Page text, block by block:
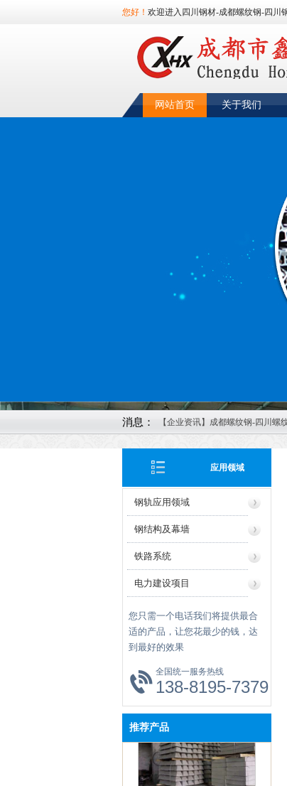
您好！ 欢迎进入四川钢材-成都螺纹钢-四川
网站首页 关于我们
消息：
【企业资讯】成都螺纹钢-四川螺
【企业资讯】四川钢材-成都螺纹
成都轨道-四川方管-成都矩管鑫红
8日报价
【企业资讯】四川钢轨-成都螺纹
公司11月4日价格报价
【企业资讯】成都螺纹钢发布
最新价格
【企业资讯】四川H型钢-成都H
红鑫物资有限公司20221013报价
【企业资讯】四川钢轨：美酝酿
济
【企业资讯】四川钢轨：淡水河
【企业资讯】四川钢轨：唐山当
【新闻中心】四川钢轨：本周钢
跌空间
【企业资讯】成都市鑫红鑫年会
钢铁篇
【企业资讯】四川钢轨杨坤：
一般公共预算支出同比增长7.7%
应用领域
钢轨应用领域
钢结构及幕墙
铁路系统
电力建设项目
您只需一个电话我们将提供最合
适的产品，让您花最少的钱，达
到最好的效果
全国统一服务热线
138-8195-7379
推荐产品